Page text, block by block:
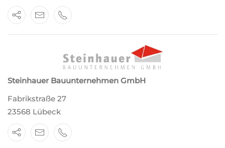
Steinhauer Bauunternehmen GmbH
Fabrikstraße 27
23568 Lübeck